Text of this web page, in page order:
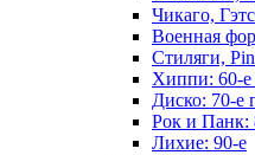
Чикаго,
Военная
Стиляги,
Хиппи: 60-е
Диско: 70-е
Рок и Панк:
Лихие: 90-е